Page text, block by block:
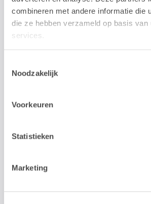
combineren met andere informatie die
die ze hebben verzameld op basis van
services.
Noodzakelijk
Voorkeuren
Statistieken
Marketing